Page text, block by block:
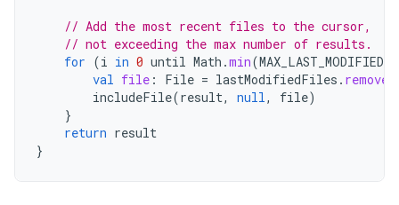
// Add the most recent files to the cursor,
// not exceeding the max number of results.
for (i in 0 until Math .min(MAX_LAST_MODIFIED
val file : File = lastModifiedFiles . remove
includeFile(result, null, file)
}
return result
}